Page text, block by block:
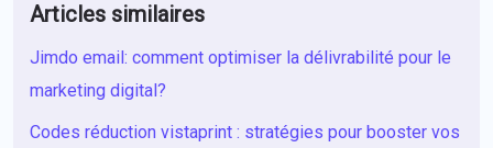
Articles similaires
Jimdo email: comment optimiser la délivrabilité pour le
marketing digital?
Codes réduction vistaprint : stratégies pour booster vos